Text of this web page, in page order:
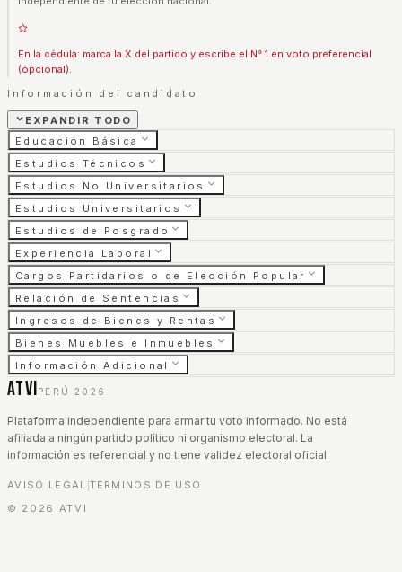
En la cédula: marca la X del partido y escribe el N° 1 en voto preferencial
(opcional).
Información del candidato
EXPANDIR TODO
Educación Básica
Estudios Técnicos
Estudios No Universitarios
Estudios Universitarios
Estudios de Posgrado
Experiencia Laboral
Cargos Partidarios o de Elección Popular
Relación de Sentencias
Ingresos de Bienes y Rentas
Bienes Muebles e Inmuebles
Información Adicional
ATVI PERÚ 2026
Plataforma independiente para armar tu voto informado. No está
afiliada a ningún partido político ni organismo electoral. La
información es referencial y no tiene validez electoral oficial.
AVISO LEGAL TÉRMINOS DE USO
© 2026 ATVI